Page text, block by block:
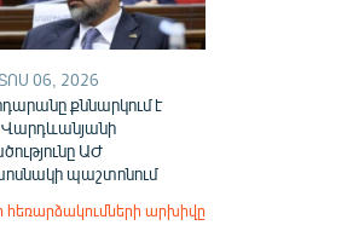
06, 2026
քննարկում է
ԱԺ
պաշտոնում
հեռարձակումների արխիվը